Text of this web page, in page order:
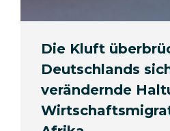
Die Kluft
Deutschlands
verändernde